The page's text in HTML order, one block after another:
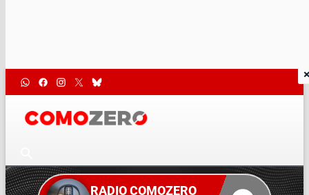
RADIO COMOZERO